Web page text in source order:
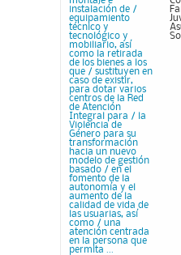
instalación de /
equipamiento
técnico y
tecnológico y
mobiliario, así
como la retirada
de los bienes a los
que / sustituyen en
caso de existir,
para dotar varios
centros de la Red
de Atención
Integral para / la
Violencia de
Género para su
transformación
hacia un nuevo
modelo de gestión
basado / en el
fomento de la
autonomía y el
aumento de la
calidad de vida de
las usuarias, así
como / una
atención centrada
en la persona que
permita ...